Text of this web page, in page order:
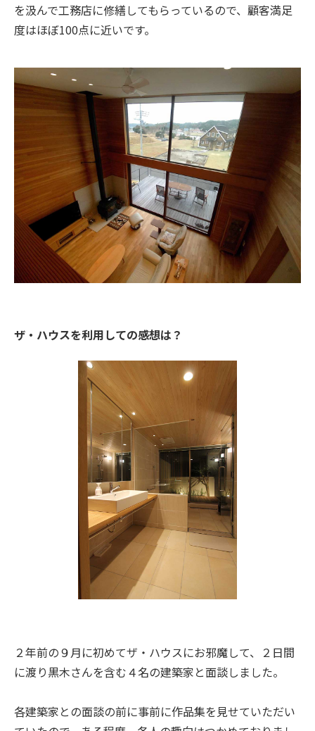
を汲んで工務店に修繕してもらっているので、顧客満足
度はほぼ100点に近いです。
ザ・ハウスを利用しての感想は？
２年前の９月に初めてザ・ハウスにお邪魔して、２日間
に渡り黒木さんを含む４名の建築家と面談しました。
各建築家との面談の前に事前に作品集を見せていただい